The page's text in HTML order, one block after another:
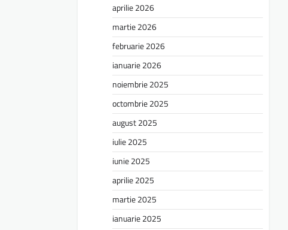
aprilie 2026
martie 2026
februarie 2026
ianuarie 2026
noiembrie 2025
octombrie 2025
august 2025
iulie 2025
iunie 2025
aprilie 2025
martie 2025
ianuarie 2025